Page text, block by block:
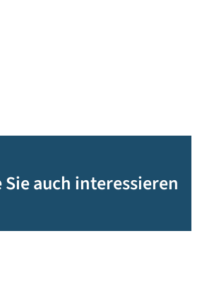
auch interessieren